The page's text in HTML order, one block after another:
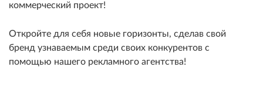
коммерческий проект!
Откройте для себя новые горизонты, сделав свой
бренд узнаваемым среди своих конкурентов с
помощью нашего рекламного агентства!